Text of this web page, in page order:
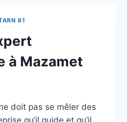
81
à Mazamet
doit pas se mêler des
qu’il guide et qu’il